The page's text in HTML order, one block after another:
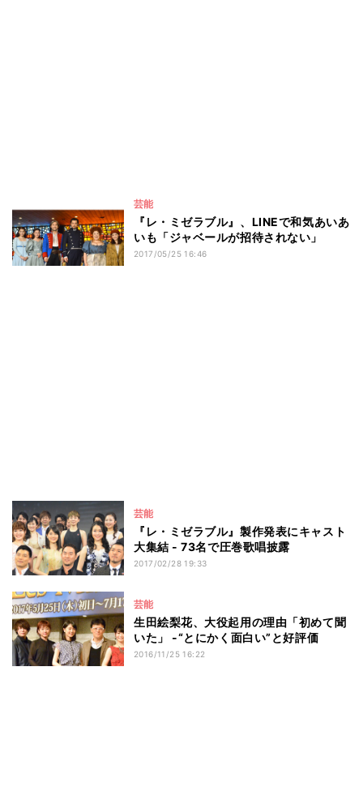
芸能
『レ・ミゼラブル』、LINEで和気あいあ
いも「ジャベールが招待されない」
2017/05/25 16:46
芸能
『レ・ミゼラブル』製作発表にキャスト
大集結 - 73名で圧巻歌唱披露
2017/02/28 19:33
芸能
生田絵梨花、大役起用の理由「初めて聞
いた」 -“とにかく面白い”と好評価
2016/11/25 16:22